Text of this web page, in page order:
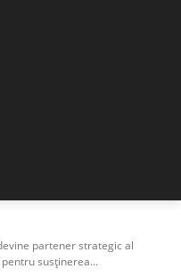
partener strategic al
susținerea...